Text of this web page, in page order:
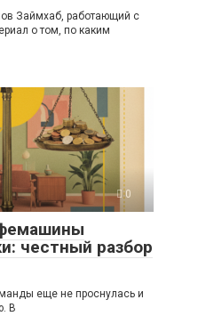
Займхаб, работающий с
о том, по каким
0
честный разбор
еще не проснулась и
В